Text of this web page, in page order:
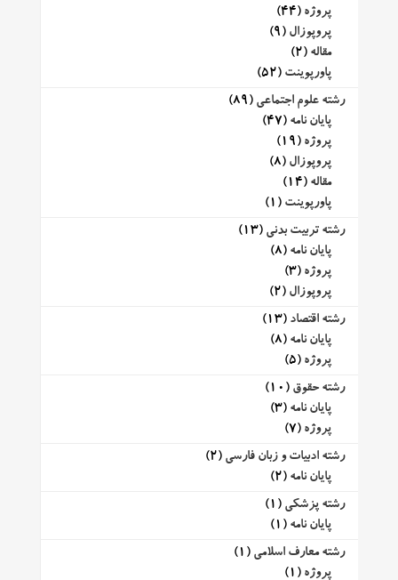
پروژه (44)
پروپوزال (9)
مقاله (2)
پاورپوینت (52)
رشته علوم اجتماعی (89)
پایان نامه (47)
پروژه (19)
پروپوزال (8)
مقاله (14)
پاورپوینت (1)
رشته تربیت بدنی (13)
پایان نامه (8)
پروژه (3)
پروپوزال (2)
رشته اقتصاد (13)
پایان نامه (8)
پروژه (5)
رشته حقوق (10)
پایان نامه (3)
پروژه (7)
رشته ادبیات و زبان فارسی (2)
پایان نامه (2)
رشته پزشکی (1)
پایان نامه (1)
رشته معارف اسلامی (1)
پروژه (1)